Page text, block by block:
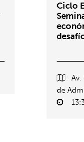
Ciclo
Av.
de